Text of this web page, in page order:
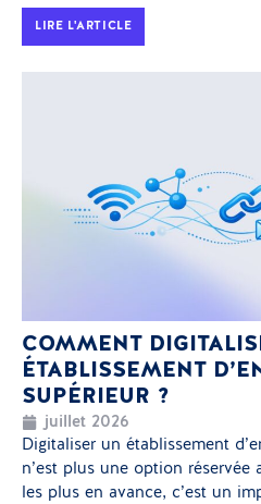
LIRE L'ARTICLE
COMMENT
ÉTABLISSEMENT
SUPÉRIEUR ?
juillet 2026
Digitaliser un établissement
n’est plus une option réservée
les plus en avance, c’est un